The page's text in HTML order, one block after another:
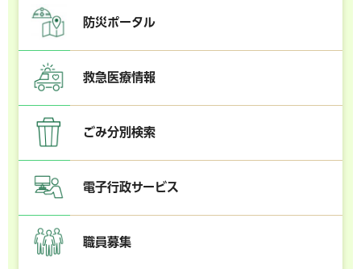
防災ポータル
救急医療情報
ごみ分別検索
電子行政サービス
職員募集